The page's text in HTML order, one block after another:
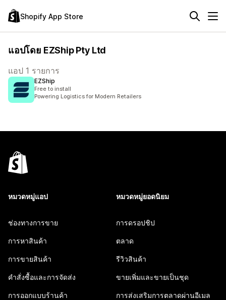
Shopify App Store
แอปโดย EZShip Pty Ltd
แอป 1 รายการ
EZShip
Free to install
Powering Logistics for Modern Retailers
หมวดหมู่แอป
ช่องทางการขาย
การหาสินค้า
การขายสินค้า
คำสั่งซื้อและการจัดส่ง
การออกแบบร้านค้า
หมวดหมู่ยอดนิยม
การดรอปชิป
ตลาด
รีวิวสินค้า
ขายเพิ่มและขายเป็นชุด
การส่งเสริมการตลาดผ่านอีเมล